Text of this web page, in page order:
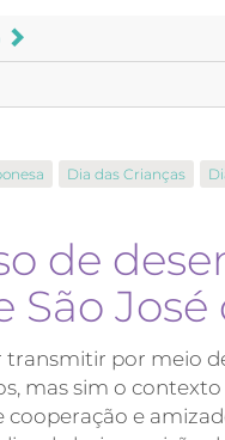
Dia das Crianças
de
São
transmitir por meio
mas sim o
cooperação e